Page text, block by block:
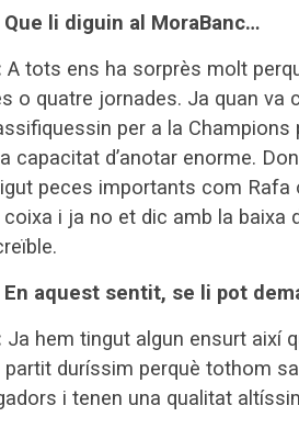
Que li diguin al MoraBanc…
A tots ens ha sorprès molt
o quatre jornades. Ja quan va
per a la
capacitat d’anotar enorme.
peces importants com Rafa
coixa i ja no et dic amb la baixa
En aquest sentit, se li pot
Ja hem tingut algun ensurt així
partit duríssim perquè tothom
i tenen una qualitat